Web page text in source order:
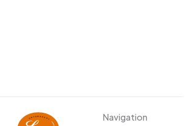
Navigation